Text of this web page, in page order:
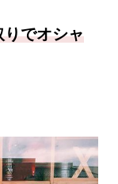
でオシャ